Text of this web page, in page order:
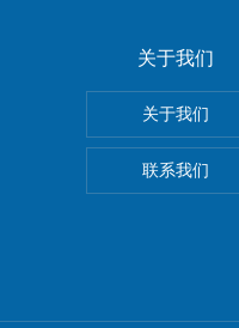
关于我们
关于我们
联系我们